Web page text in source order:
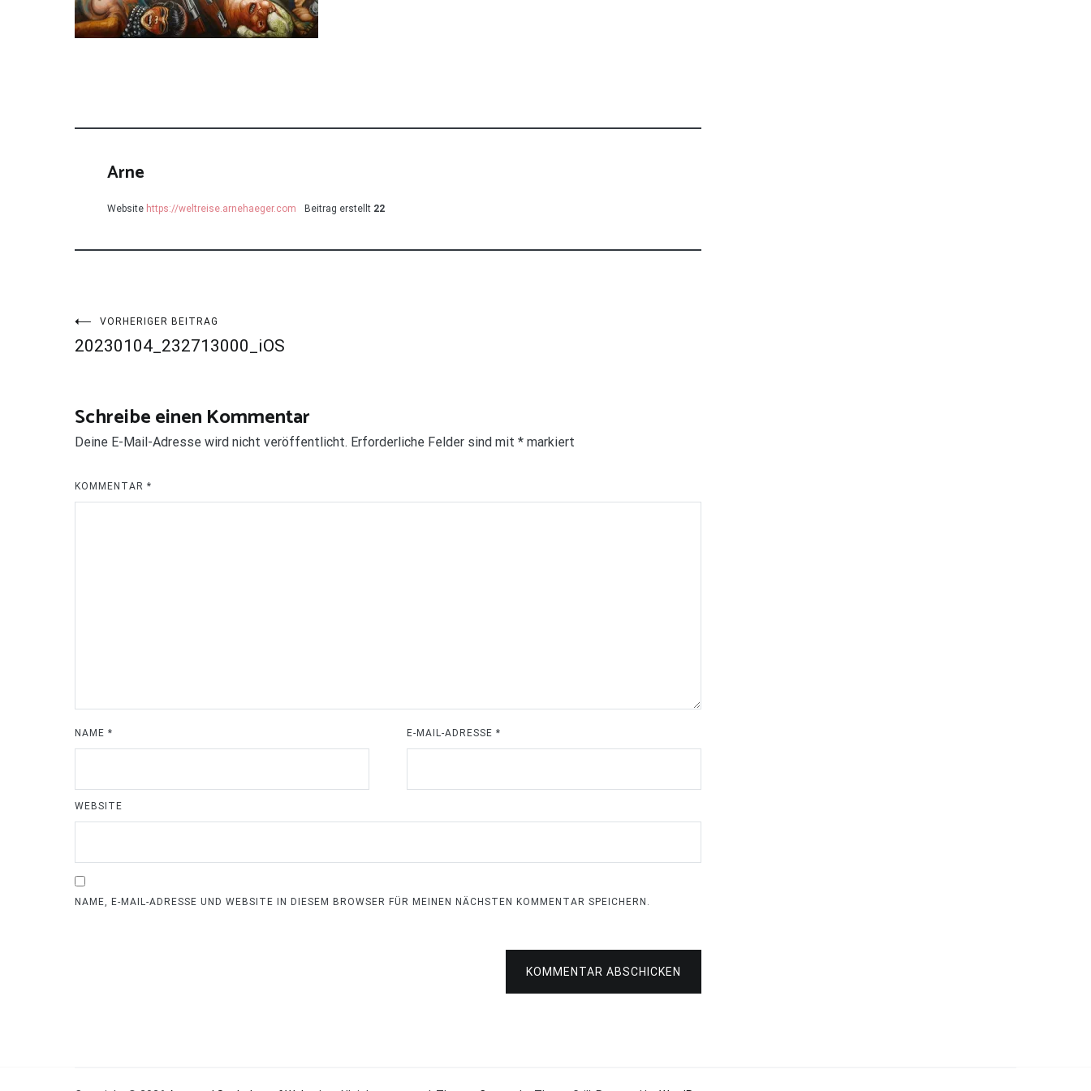
Arne
Website https://weltreise.arnehaeger.com Beitrag erstellt 22
Beitragsnavigation
VORHERIGER BEITRAG
20230104_232713000_iOS
Schreibe einen Kommentar
Deine E-Mail-Adresse wird nicht veröffentlicht. Erforderliche Felder sind mit * markiert
KOMMENTAR *
NAME * E-MAIL-ADRESSE*
WEBSITE
NAME, E-MAIL-ADRESSE UND WEBSITE IN DIESEM BROWSER FÜR MEINEN NÄCHSTEN KOMMENTAR SPEICHERN.
KOMMENTAR ABSCHICKEN